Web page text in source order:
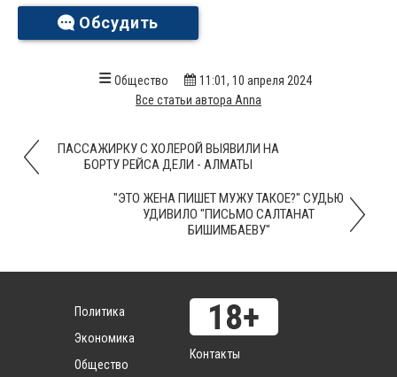
Обсудить
Общество
11:01, 10 апреля 2024
Все статьи автора Anna
ПАССАЖИРКУ С ХОЛЕРОЙ ВЫЯВИЛИ НА
БОРТУ РЕЙСА ДЕЛИ - АЛМАТЫ
"ЭТО ЖЕНА ПИШЕТ МУЖУ ТАКОЕ?" СУДЬЮ
УДИВИЛО "ПИСЬМО САЛТАНАТ
БИШИМБАЕВУ"
Политика
Экономика
Общество
Контакты